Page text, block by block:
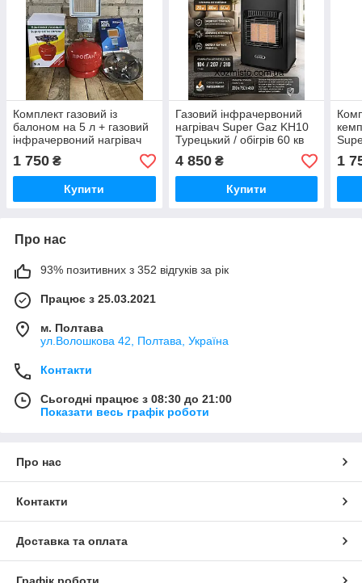
Комплект газовий із
балоном на 5 л + газовий
інфрачервоний нагрівач
Nurgaz
1 750 ₴
Купити
Газовий інфрачервоний
нагрівач Super Gaz KH10
Турецький / обігрів 60 кв
для домашнього
використання
4 850₴
Купити
1
Про нас
93% позитивних з 352 відгуків за рік
Працює з 25.03.2021
м. Полтава
ул.Волошкова 42, Полтава, Україна
Контакти
Сьогодні працює з 08:30 до 21:00
Показати весь графік роботи
Про нас
Контакти
Доставка та оплата